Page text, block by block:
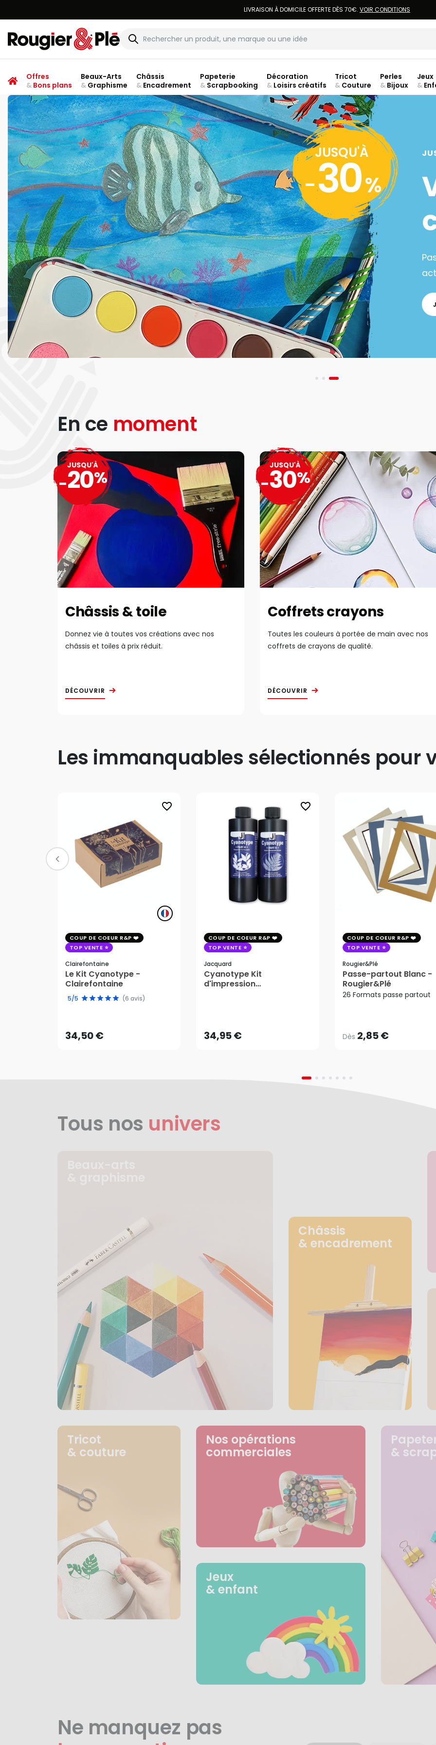
LIVRAISON À DOMICILE OFFERTE DÈS 70€. VOIR CONDITIONS
Rougier & Plé
Offres
&Bons plans
Beaux-Arts
&Graphisme
Châssis
&Encadrement
Papeterie
&Scrapbooking
Décoration
&Loisirs créatifs
Tricot
& Couture
Perles
& Bijoux
Jeux
&
JUSQU'À
-30%
En ce moment
Châssis & toile
Donnez vie à toutes vos créations avec nos
châssis et toiles à prix réduit.
DÉCOUVRIR
JUSQU'À
-20%
Coffrets crayons
Toutes les couleurs à portée de main avec nos
coffrets de crayons de qualité.
DÉCOUVRIR
JUSQU'À
-30%
Les immanquables sélectionnés pour
favorite_border
COUP DE COEUR R&P
TOP VENTE
Clairefontaine
Le Kit Cyanotype -
Clairefontaine
5/5 (6 avis)
34,50 €AJOUTER AU PANIER
favorite_border
COUP DE COEUR R&P
TOP VENTE
Jacquard
Cyanotype Kit
d'impression
34,95 €AJOUTER AU PANIER
COUP DE COEUR R&P
TOP VENTE
Rougier&plé
Passe-partout Blanc -
Rougier&Plé
26 Formats passe partout
Dès 2,85 €
2,85 €
Tous nos univers
Châssis
& encadrement
Tricot
& couture
Nos opérations
commerciales
Jeux
& enfant
&
Ne manquez pas